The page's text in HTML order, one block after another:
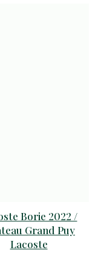
Borie 2022 /
Grand Puy
Lacoste